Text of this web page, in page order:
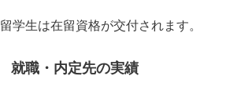
留学生は在留資格が交付されます。
就職・内定先の実績